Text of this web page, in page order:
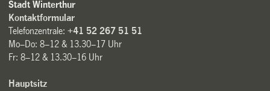
Stadt Winterthur
Kontaktformular
Telefonzentrale:+41 52 267 51 51
Mo–Do: 8–12 & 13.30–17 Uhr
Fr: 8–12 & 13.30–16 Uhr
Hauptsitz